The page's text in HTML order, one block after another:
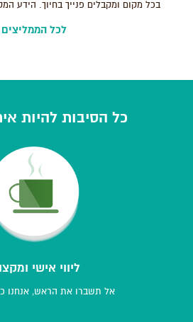
בכל מקום ומקבלים פנייך בחיוך. הידע
לכל הממליצים
כל הסיבות להיות
ליווי אישי
אל תשברו את הראש, אנחנו